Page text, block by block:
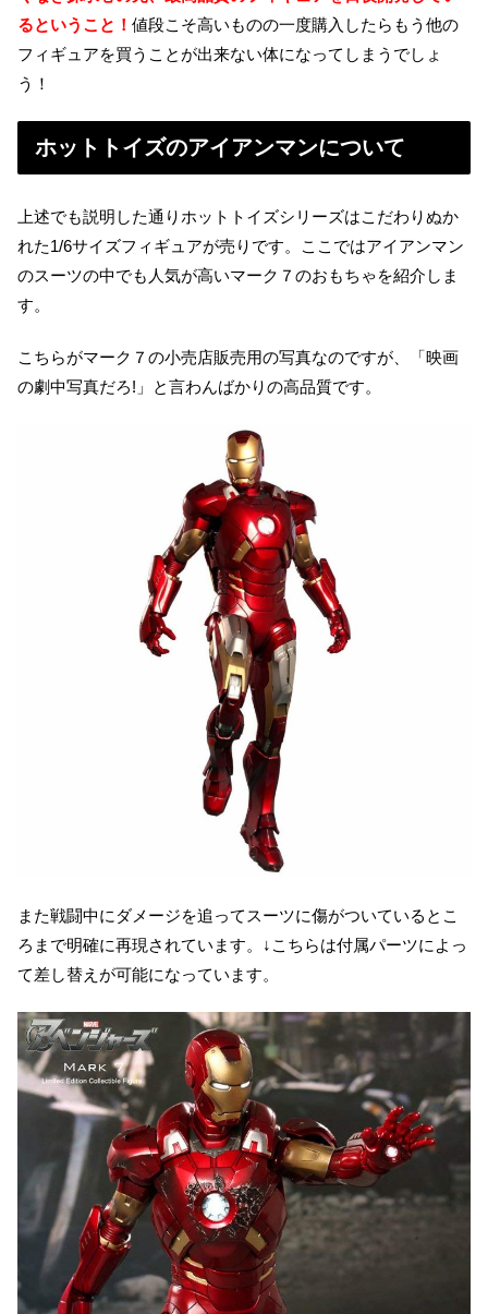
るということ！ 値段こそ高いものの一度購入したらもう他の
フィギュアを買うことが出来ない体になってしまうでしょ
う！
ホットトイズのアイアンマンについて
上述でも説明した通りホットトイズシリーズはこだわりぬか
れた1/6サイズフィギュアが売りです。ここではアイアンマン
のスーツの中でも人気が高いマーク７のおもちゃを紹介しま
す。
こちらがマーク７の小売店販売用の写真なのですが、「映画
の劇中写真だろ!」と言わんばかりの高品質です。
また戦闘中にダメージを追ってスーツに傷がついているとこ
ろまで明確に再現されています。↓こちらは付属パーツによっ
て差し替えが可能になっています。